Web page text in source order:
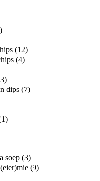
(12)
(4)
dips (7)
soep (3)
(9)